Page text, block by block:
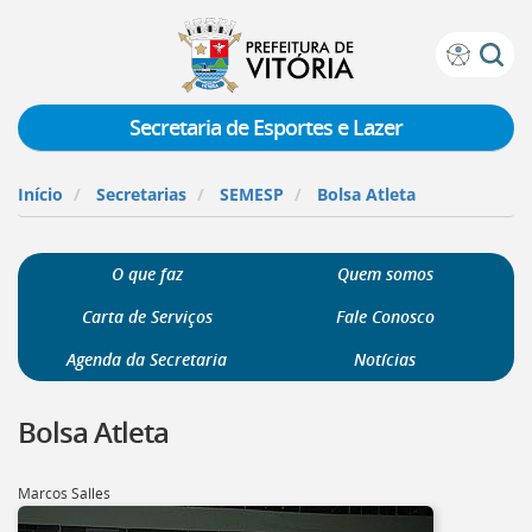
Prefeitura
Vitória
teclado:
para
a
instruções
Ir
a
do
Portal
Secretaria de Esportes e Lazer
Início Secretarias SEMESP Bolsa Atleta
O que faz
Quem somos
Carta de Serviços
Fale Conosco
Agenda da Secretaria
Notícias
Bolsa Atleta
Marcos Salles